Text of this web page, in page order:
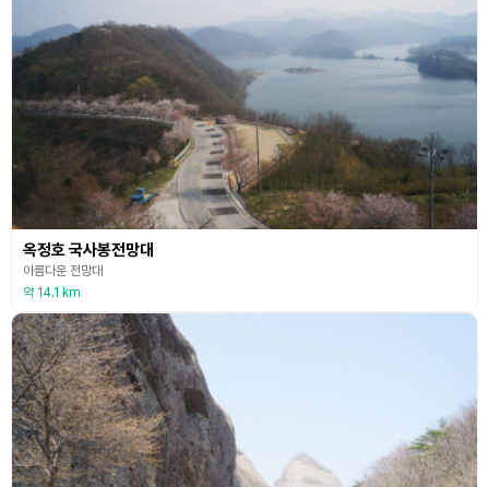
옥정호 국사봉전망대
아름다운 전망대
약 14.1 km